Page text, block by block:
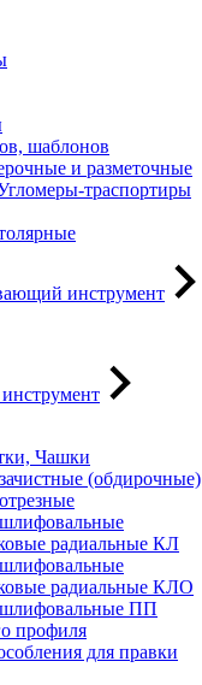
шаблонов
и разметочные
траспортиры
инструмент
Чашки
(обдирочные)
радиальные КЛ
радиальные КЛО
ПП
профиля
для правки